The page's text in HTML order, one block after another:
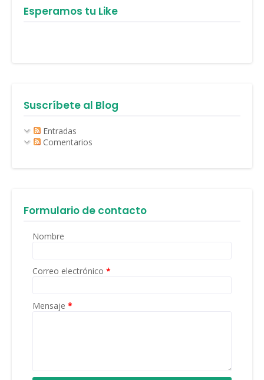
Esperamos tu Like
Suscríbete al Blog
Entradas
Comentarios
Formulario de contacto
Nombre
Correo electrónico *
Mensaje *